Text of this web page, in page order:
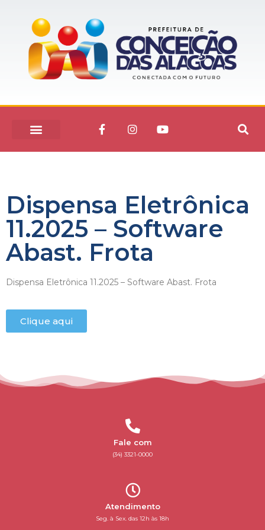
Dispensa Eletrônica
11.2025 – Software
Abast. Frota
Dispensa Eletrônica 11.2025 – Software Abast. Frota
Clique aqui
Fale com
(34) 3321-0000
Atendimento
Seg. à Sex. das 12h às 18h